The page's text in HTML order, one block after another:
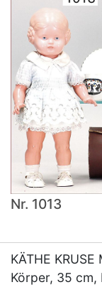
Nr. 1013
KÄTHE
Körper, 35 cm,